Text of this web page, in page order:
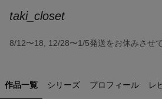
taki_closet
8/12〜18, 12/28〜1/5発送をお休みさせ
作品一覧 シリーズ プロフィール レ